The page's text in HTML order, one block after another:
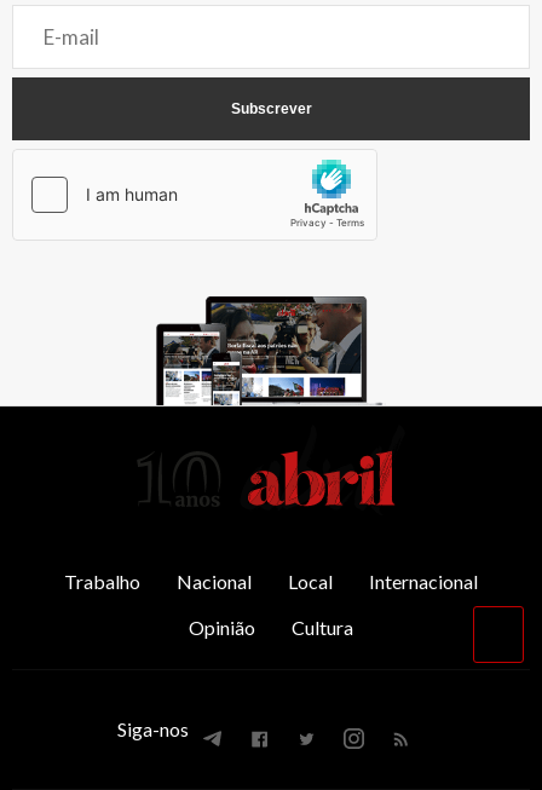
Trabalho Nacional Local
Internacional
Opinião
Cultura
Siga-nos